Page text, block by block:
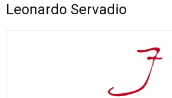
Leonardo Servadio